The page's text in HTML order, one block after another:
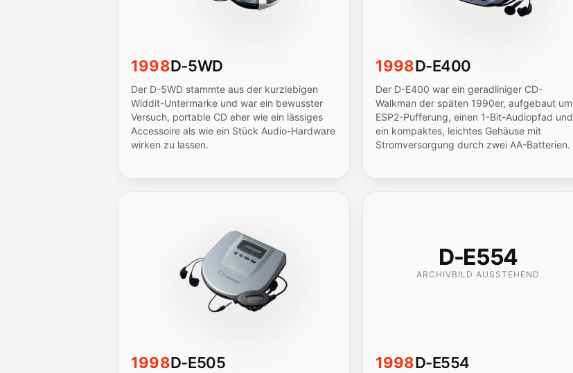
1998D-5WD
Der D-5WD stammte aus der kurzlebigen
Widdit-Untermarke und war ein bewusster
Versuch, portable CD eher wie ein lässiges
Accessoire als wie ein Stück Audio-Hardware
wirken zu lassen.
1998D-E400
Der D-E400 war ein geradliniger CD-
Walkman der späten 1990er, aufgebaut um
ESP2-Pufferung, einen 1-Bit-Audiopfad und
ein kompaktes, leichtes Gehäuse mit
Stromversorgung durch zwei AA-Batterien.
1998D-E505
D-E554
ARCHIVBILD AUSSTEHEND
1998D-E554